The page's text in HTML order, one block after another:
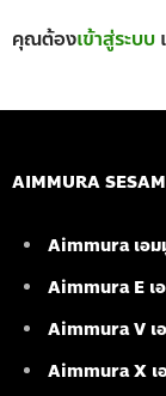
คุณต้องเข้าสู่ระบบ
AIMMURA
Aimmura เอม
Aimmura E เ
Aimmura V เ
Aimmura X เ